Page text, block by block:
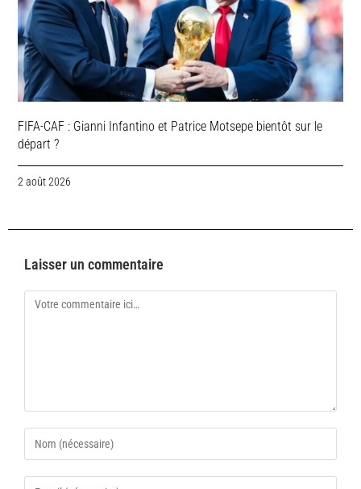
FIFA-CAF : Gianni Infantino et Patrice Motsepe bientôt sur le
départ ?
2 août 2026
Laisser un commentaire